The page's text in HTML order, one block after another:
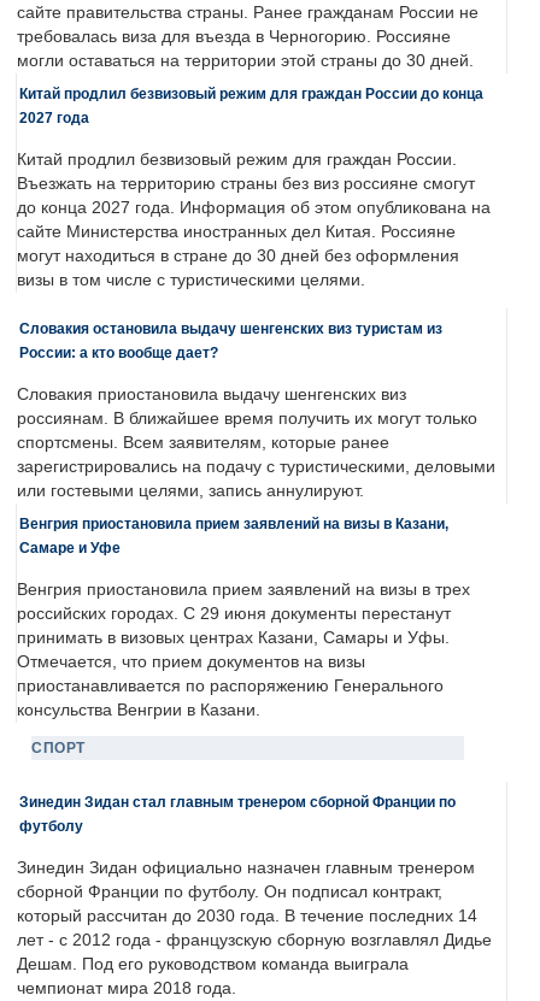
сайте правительства страны. Ранее гражданам России не
требовалась виза для въезда в Черногорию. Россияне
могли оставаться на территории этой страны до 30 дней.
Китай продлил безвизовый режим для граждан России до конца
2027 года
Китай продлил безвизовый режим для граждан России.
Въезжать на территорию страны без виз россияне смогут
до конца 2027 года. Информация об этом опубликована на
сайте Министерства иностранных дел Китая. Россияне
могут находиться в стране до 30 дней без оформления
визы в том числе с туристическими целями.
Словакия остановила выдачу шенгенских виз туристам из
России: а кто вообще дает?
Словакия приостановила выдачу шенгенских виз
россиянам. В ближайшее время получить их могут только
спортсмены. Всем заявителям, которые ранее
зарегистрировались на подачу с туристическими, деловыми
или гостевыми целями, запись аннулируют.
Венгрия приостановила прием заявлений на визы в Казани,
Самаре и Уфе
Венгрия приостановила прием заявлений на визы в трех
российских городах. С 29 июня документы перестанут
принимать в визовых центрах Казани, Самары и Уфы.
Отмечается, что прием документов на визы
приостанавливается по распоряжению Генерального
консульства Венгрии в Казани.
СПОРТ
Зинедин Зидан стал главным тренером сборной Франции по
футболу
Зинедин Зидан официально назначен главным тренером
сборной Франции по футболу. Он подписал контракт,
который рассчитан до 2030 года. В течение последних 14
лет - с 2012 года - французскую сборную возглавлял Дидье
Дешам. Под его руководством команда выиграла
чемпионат мира 2018 года.